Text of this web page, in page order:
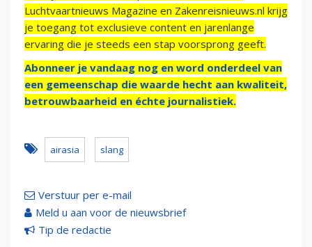
Luchtvaartnieuws Magazine en Zakenreisnieuws.nl krijg
je toegang tot exclusieve content en jarenlange
ervaring die je steeds een stap voorsprong geeft.
Abonneer je vandaag nog en word onderdeel van
een gemeenschap die waarde hecht aan kwaliteit,
betrouwbaarheid en échte journalistiek.
airasia slang
Verstuur per e-mail
Meld u aan voor de nieuwsbrief
Tip de redactie